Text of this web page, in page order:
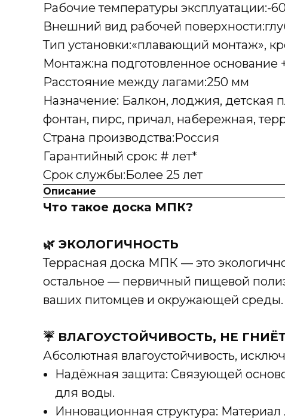
Рабочие температуры эксплуатации:-
Внешний вид рабочей
Тип установки:«плавающий монтаж»,
Монтаж:на подготовленное основание
Расстояние между лагами:250 мм
Назначение: Балкон, лоджия, детская
фонтан, пирс, причал, набережная,
Страна производства:Россия
Гарантийный срок: # лет*
Срок службы:Более 25 лет
Описание
Что такое доска МПК?
🌿 ЭКОЛОГИЧНОСТЬ
Террасная доска МПК — это
остальное — первичный пищевой
ваших питомцев и окружающей среды.
☔ ВЛАГОУСТОЙЧИВОСТЬ, НЕ
Абсолютная влагоустойчивость,
Надёжная защита: Связующей
для воды.
Инновационная структура: